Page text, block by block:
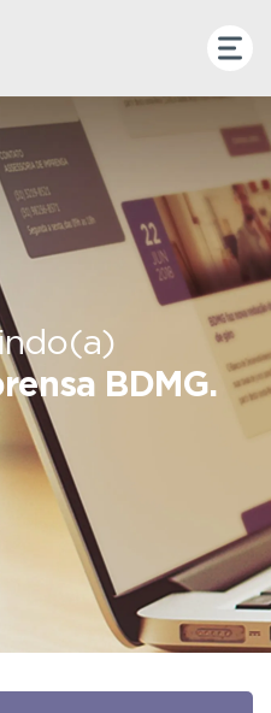
BDMG.